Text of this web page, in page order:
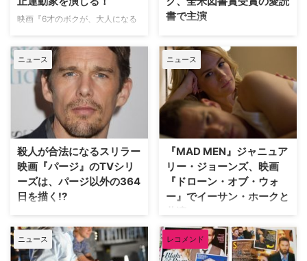
ーガー店「ウーピーゴ…
映画『6才のボクが、大人になる
などで知られるイーサン・ホーク
が、実在する人物をドラマ化する
米Showtimeの新作ドラマで主演
することが明らかとなった。米
Hollywood Reporterなど複数の
メディアが報じている。 【関連
記事】撮影期間12年『6才のボク
が、大人になるまで。』イーサ…
書で主演
映画『6才のボクが、大人になる
まで。』『トレーニング デイ』
などで知られるイーサン・ホーク
が、小説をドラマ化するミニシリ
ーズに主演することが明らかとな
った。米Varietyが報じている。
【関連記事】撮影期間12年『6才
のボクが、大人になるまで。』イ
る!!ユマ・サーマンとの離婚、再
婚も….
ニュース
殺人が合法になるスリラー
映画『パージ』のTVシリ
ーズは、パージ以外の364
日を描く!?
一年に一度、12時間だけ全ての犯
罪が合法になる、恐ろしい近未来
のアメリカを舞台にしたバイオレ
ンス・スリラー映画『パージ』。
ニュース
『MAD MEN』ジャニュア
リー・ジョーンズ、映画
『ドローン・オブ・ウォ
ー』でイーサン・ホークと
共演
『ガタカ』『ロード・オブ・ウォ
ー』のアンドリュー・ニコル監督
とイーサン・ホークのコンビで描
ニュース レコメンド